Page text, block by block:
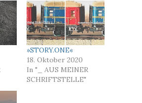
»STORY.ONE«
18. Oktober 2020
In "_ AUS MEINER
SCHRIFTSTELLE"